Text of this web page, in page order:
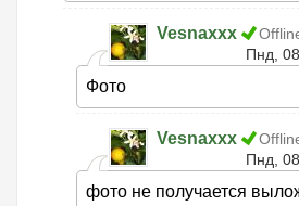
Vesnaxxx
Пнд,
Фото
Vesnaxxx
Пнд,
фото не получается